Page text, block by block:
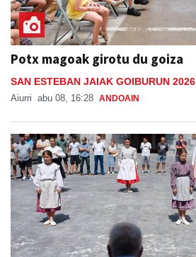
Potx magoak girotu du goiza
SAN ESTEBAN JAIAK GOIBURUN 2026
Aiurri abu 08, 16:28 ANDOAIN